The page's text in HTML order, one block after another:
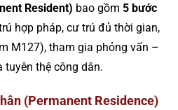
Resident) bao gồm 5 bước
hợp pháp, cư trú đủ thời gian,
M127), tham gia phỏng vấn –
tuyên thệ công dân.
(Permanent Residence)